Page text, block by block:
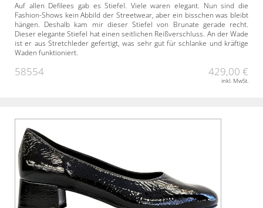
Auf allen Defilees gab es Stiefel. Viele waren elegant. Nun sind die
Fashion-Shows kein Abbild der Streetwear, aber ein bisschen was bleibt
hängen. Deshalb kam mir dieser Stiefel von Brunate gerade recht.
Dieser elegante Stiefel hat einen seitlichen Reißverschluss. An der Wade
ist er aus Stretchleder gefertigt, was sehr gut für schlanke und kräftige
Waden funktioniert.
58554 429,00 €
inkl. MwSt.